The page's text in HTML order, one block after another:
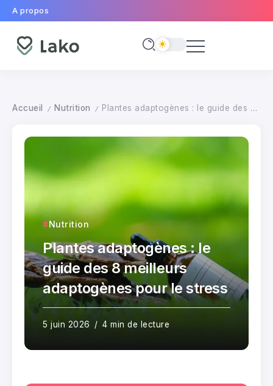
A propos
Accueil / Nutrition / Plantes adaptogènes : le guide des 8 meilleurs adaptogènes pour le stress
Nutrition
Plantes adaptogènes : le
guide des 8 meilleurs
adaptogènes pour le stress
5 juin 2026 4 min de lecture